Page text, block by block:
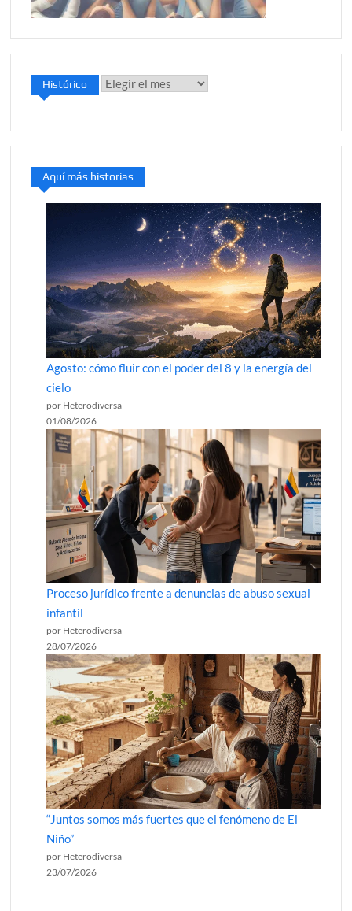
Histórico Histórico
Aquí más historias
Agosto: cómo fluir con el poder del 8 y la energía del
cielo
por Heterodiversa
01/08/2026
Proceso jurídico frente a denuncias de abuso sexual
infantil
por Heterodiversa
28/07/2026
“Juntos somos más fuertes que el fenómeno de El
Niño”
por Heterodiversa
23/07/2026